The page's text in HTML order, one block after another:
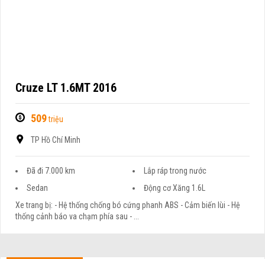
Cruze LT 1.6MT 2016
509triệu
TP Hồ Chí Minh
Đã đi 7.000 km
Lắp ráp trong nước
Sedan
Động cơ Xăng 1.6L
Xe trang bị: - Hệ thống chống bó cứng phanh ABS - Cảm biến lùi - Hệ
thống cảnh báo va chạm phía sau - ...